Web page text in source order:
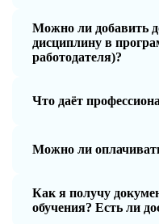
Можно ли добавить
дисциплину в
работодателя)?
Что даёт
Можно ли
Как я получу
обучения? Есть ли